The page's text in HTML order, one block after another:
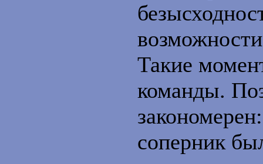
Такие
команды.
соперник